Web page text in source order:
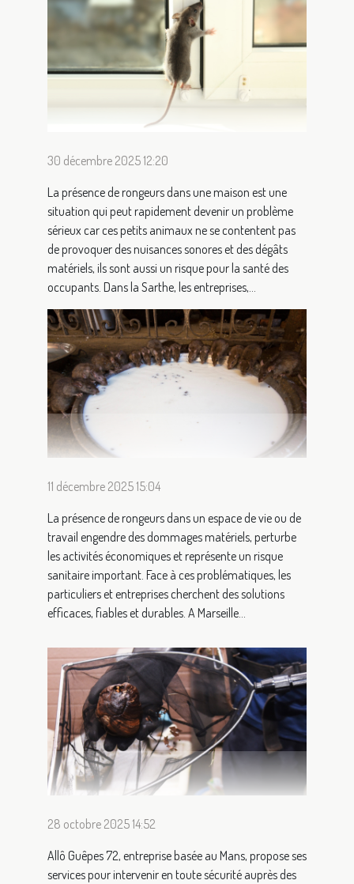
30 décembre 2025 12:20
La présence de rongeurs dans une maison est une
situation qui peut rapidement devenir un problème
sérieux car ces petits animaux ne se contentent pas
de provoquer des nuisances sonores et des dégâts
matériels, ils sont aussi un risque pour la santé des
occupants. Dans la Sarthe, les entreprises,...
11 décembre 2025 15:04
La présence de rongeurs dans un espace de vie ou de
travail engendre des dommages matériels, perturbe
les activités économiques et représente un risque
sanitaire important. Face à ces problématiques, les
particuliers et entreprises cherchent des solutions
efficaces, fiables et durables. A Marseille...
28 octobre 2025 14:52
Allô Guêpes 72, entreprise basée au Mans, propose ses
services pour intervenir en toute sécurité auprès des